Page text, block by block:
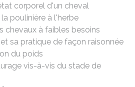
corporel d'un cheval
poulinière à l'herbe
chevaux à faibles besoins
sa pratique de façon raisonnée
du poids
vis-à-vis du stade de